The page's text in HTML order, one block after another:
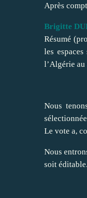
Après
Brigitte
Résumé
les
l’Algérie au
Nous
Le vote a,
Nous
soit